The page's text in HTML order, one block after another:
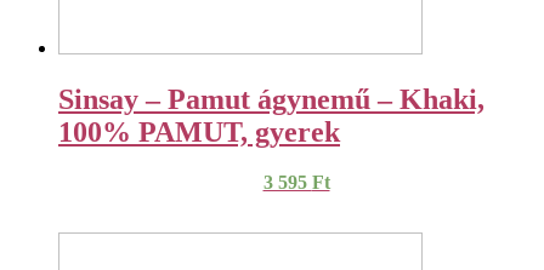
Sinsay – Pamut ágynemű – Khaki,
100% PAMUT, gyerek
3 595 Ft